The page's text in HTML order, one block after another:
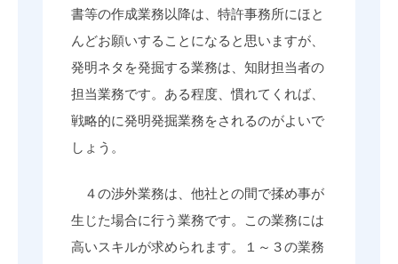
書等の作成業務以降は、特許事務所にほと
んどお願いすることになると思いますが、
発明ネタを発掘する業務は、知財担当者の
担当業務です。ある程度、慣れてくれば、
戦略的に発明発掘業務をされるのがよいで
しょう。
４の渉外業務は、他社との間で揉め事が
生じた場合に行う業務です。この業務には
高いスキルが求められます。１～３の業務